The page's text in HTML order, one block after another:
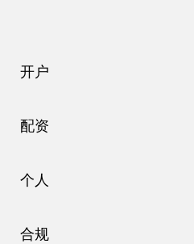
开户
配资
个人
合规